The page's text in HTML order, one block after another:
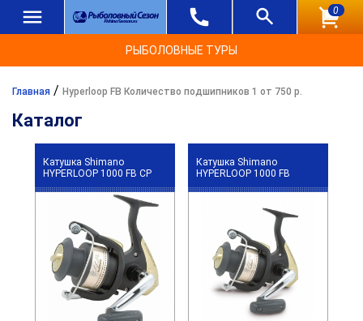
0
РЫБОЛОВНЫЕ ТУРЫ
Главная / Hyperloop FB Количество подшипников 1 от 750 р.
Каталог
Катушка Shimano
HYPERLOOP 1000 FB CP
Катушка Shimano
HYPERLOOP 1000 FB